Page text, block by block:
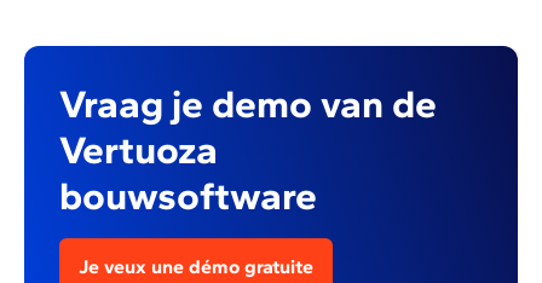
Vraag je demo van de
Vertuoza
bouwsoftware
Je veux une démo gratuite